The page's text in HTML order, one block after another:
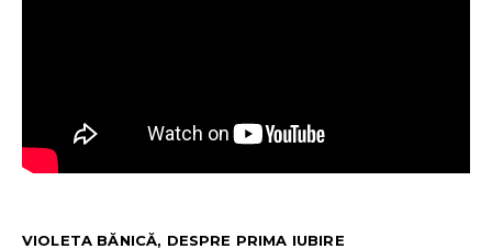
VIOLETA BĂNICĂ, DESPRE PRIMA IUBIRE